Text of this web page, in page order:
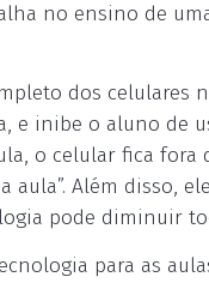
no ensino de
dos celulares
e inibe o aluno de
o celular fica
Além disso,
pode diminuir
para as